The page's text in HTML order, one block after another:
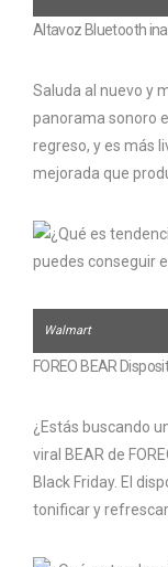
Altavoz Bluetooth
Saluda al nuevo y
panorama sonoro
regreso, y es más
mejorada que
Walmart
FOREO BEAR
¿Estás buscando
viral BEAR de
Black Friday. El
tonificar y